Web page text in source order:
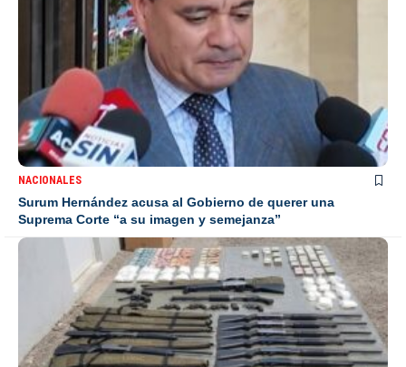
NACIONALES
Surum Hernández acusa al Gobierno de querer una
Suprema Corte “a su imagen y semejanza”